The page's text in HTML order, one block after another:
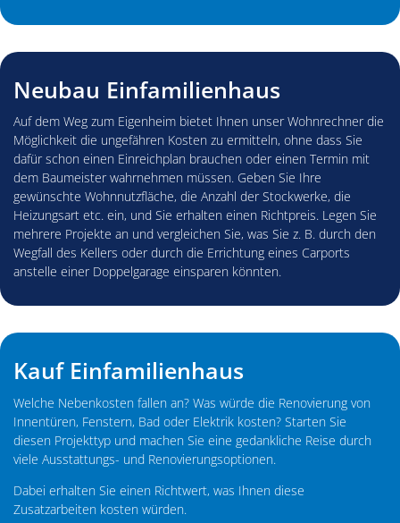
Neubau Einfamilienhaus
Auf dem Weg zum Eigenheim bietet Ihnen unser Wohnrechner die
Möglichkeit die ungefähren Kosten zu ermitteln, ohne dass Sie
dafür schon einen Einreichplan brauchen oder einen Termin mit
dem Baumeister wahrnehmen müssen. Geben Sie Ihre
gewünschte Wohnnutzfläche, die Anzahl der Stockwerke, die
Heizungsart etc. ein, und Sie erhalten einen Richtpreis. Legen Sie
mehrere Projekte an und vergleichen Sie, was Sie z. B. durch den
Wegfall des Kellers oder durch die Errichtung eines Carports
anstelle einer Doppelgarage einsparen könnten.
Kauf Einfamilienhaus
Welche Nebenkosten fallen an? Was würde die Renovierung von
Innentüren, Fenstern, Bad oder Elektrik kosten? Starten Sie
diesen Projekttyp und machen Sie eine gedankliche Reise durch
viele Ausstattungs- und Renovierungsoptionen.
Dabei erhalten Sie einen Richtwert, was Ihnen diese
Zusatzarbeiten kosten würden.